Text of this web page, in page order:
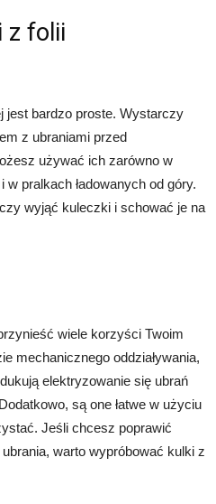
z folii
jest bardzo proste. Wystarczy
z ubraniami przed
używać ich zarówno w
pralkach ładowanych od góry.
wyjąć kuleczki i schować je na
wiele korzyści Twoim
mechanicznego oddziaływania,
elektryzowanie się ubrań
są one łatwe w użyciu
Jeśli chcesz poprawić
warto wypróbować kulki z